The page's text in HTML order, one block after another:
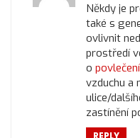
Někdy je
také s
ovlivnit
prostředí
o povlečení
vzduchu a
ulice/
zastínění
REPLY